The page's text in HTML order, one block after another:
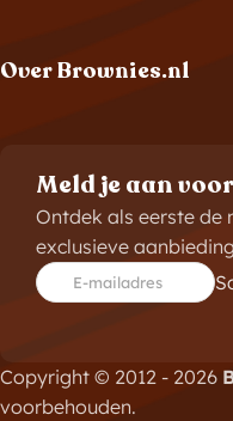
Over Brownies.nl
Meld je aan
Ontdek als eerste de
exclusieve
E-mailadres
Copyright © 2012 - 2026
voorbehouden.